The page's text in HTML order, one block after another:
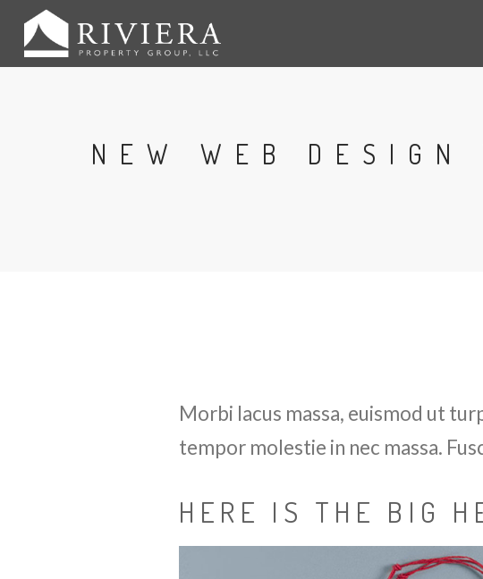
NEW WEB DESIGN
Morbi lacus massa, euismod ut
tempor molestie in nec massa.
HERE IS THE BIG